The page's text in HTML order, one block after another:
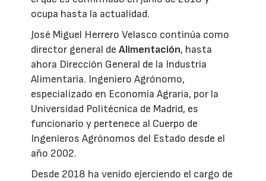
ocupa hasta la actualidad.
José Miguel Herrero Velasco continúa como
director general deAlimentación, hasta
ahora Dirección General de la Industria
Alimentaria. Ingeniero Agrónomo,
especializado en Economía Agraria, por la
Universidad Politécnica de Madrid, es
funcionario y pertenece al Cuerpo de
Ingenieros Agrónomos del Estado desde el
año 2002.
Desde 2018 ha venido ejerciendo el cargo de